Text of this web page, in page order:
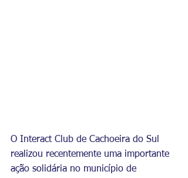
O Interact Club de Cachoeira do Sul
realizou recentemente uma importante
ação solidária no município de